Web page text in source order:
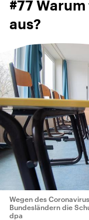
#77
aus?
Wegen des
Bundesländern die
dpa